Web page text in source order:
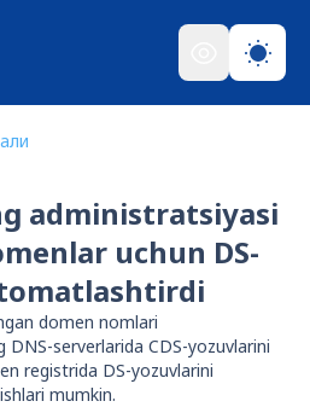
administratsiyasi
uchun DS-
domen nomlari
DNS-serverlarida CDS-yozuvlarini
registrida DS-yozuvlarini
mumkin.